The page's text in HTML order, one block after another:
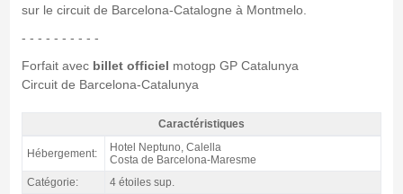
sur le circuit de Barcelona-Catalogne à Montmelo.
- - - - - - - - - -
Forfait avec billet officiel motogp GP Catalunya
Circuit de Barcelona-Catalunya
Forfait Costa MotoGP Catalogne, hôtel Neptuno 4* / 2 nuits p.d. -
Caractéristiques
Caractéristiques
Hébergement:
Hotel Neptuno, Calella
Costa de Barcelona-Maresme
Catégorie:
4 étoiles sup.